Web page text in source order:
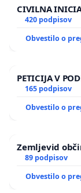
CIVILNA
420 podpisov
Obvestilo o
PETICIJA V
165 podpisov
Obvestilo o
Zemljevid
89 podpisov
Obvestilo o